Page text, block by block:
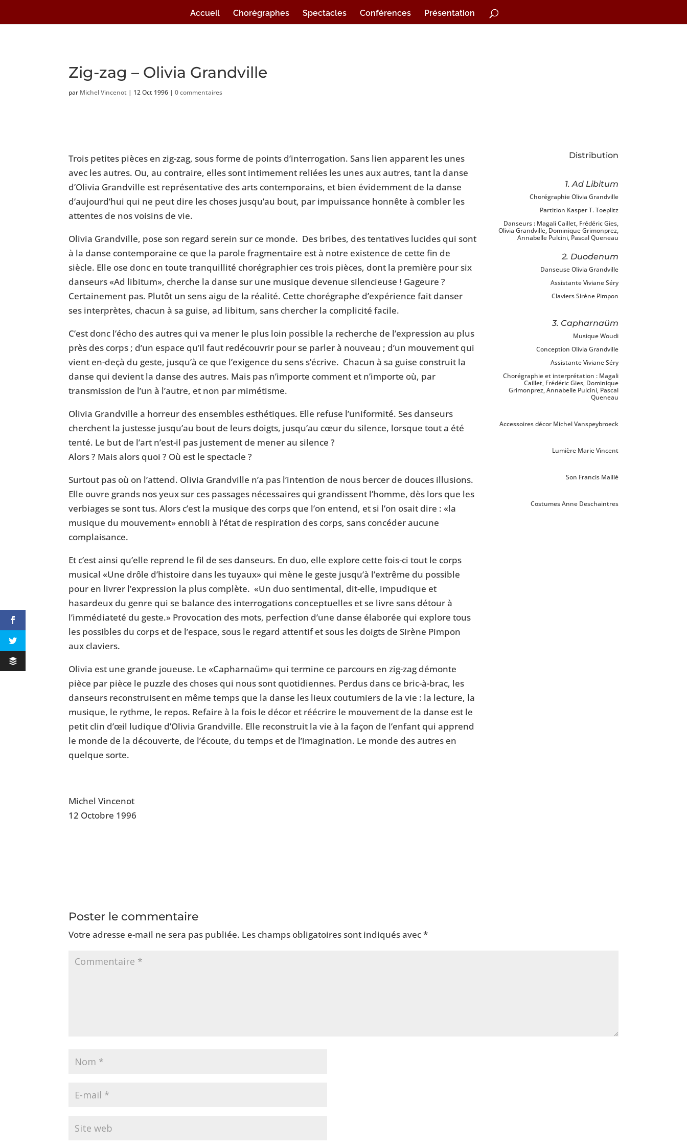
Accueil Chorégraphes Spectacles Conférences Présentation
Zig-zag – Olivia Grandville
par Michel Vincenot | 12 Oct 1996 |0 commentaires
Trois petites pièces en zig-zag, sous forme de points d’interrogation. Sans lien apparent les unes
avec les autres. Ou, au contraire, elles sont intimement reliées les unes aux autres, tant la danse
d’Olivia Grandville est représentative des arts contemporains, et bien évidemment de la danse
d’aujourd’hui qui ne peut dire les choses jusqu’au bout, par impuissance honnête à combler les
attentes de nos voisins de vie.
Olivia Grandville, pose son regard serein sur ce monde. Des bribes, des tentatives lucides qui sont
à la danse contemporaine ce que la parole fragmentaire est à notre existence de cette fin de
siècle. Elle ose donc en toute tranquillité chorégraphier ces trois pièces, dont la première pour six
danseurs «Ad libitum», cherche la danse sur une musique devenue silencieuse ! Gageure ?
Certainement pas. Plutôt un sens aigu de la réalité. Cette chorégraphe d’expérience fait danser
ses interprètes, chacun à sa guise, ad libitum, sans chercher la complicité facile.
C’est donc l’écho des autres qui va mener le plus loin possible la recherche de l’expression au plus
près des corps ; d’un espace qu’il faut redécouvrir pour se parler à nouveau ; d’un mouvement qui
vient en-deçà du geste, jusqu’à ce que l’exigence du sens s’écrive. Chacun à sa guise construit la
danse qui devient la danse des autres. Mais pas n’importe comment et n’importe où, par
transmission de l’un à l’autre, et non par mimétisme.
Olivia Grandville a horreur des ensembles esthétiques. Elle refuse l’uniformité. Ses danseurs
cherchent la justesse jusqu’au bout de leurs doigts, jusqu’au cœur du silence, lorsque tout a été
tenté. Le but de l’art n’est-il pas justement de mener au silence ?
Alors ? Mais alors quoi ? Où est le spectacle ?
Surtout pas où on l’attend. Olivia Grandville n’a pas l’intention de nous bercer de douces illusions.
Elle ouvre grands nos yeux sur ces passages nécessaires qui grandissent l’homme, dès lors que les
verbiages se sont tus. Alors c’est la musique des corps que l’on entend, et si l’on osait dire : «la
musique du mouvement» ennobli à l’état de respiration des corps, sans concéder aucune
complaisance.
Et c’est ainsi qu’elle reprend le fil de ses danseurs. En duo, elle explore cette fois-ci tout le corps
musical «Une drôle d’histoire dans les tuyaux» qui mène le geste jusqu’à l’extrême du possible
pour en livrer l’expression la plus complète. «Un duo sentimental, dit-elle, impudique et
hasardeux du genre qui se balance des interrogations conceptuelles et se livre sans détour à
l’immédiateté du geste.» Provocation des mots, perfection d’une danse élaborée qui explore tous
les possibles du corps et de l’espace, sous le regard attentif et sous les doigts de Sirène Pimpon
aux claviers.
Olivia est une grande joueuse. Le «Capharnaüm» qui termine ce parcours en zig-zag démonte
pièce par pièce le puzzle des choses qui nous sont quotidiennes. Perdus dans ce bric-à-brac, les
danseurs reconstruisent en même temps que la danse les lieux coutumiers de la vie : la lecture, la
musique, le rythme, le repos. Refaire à la fois le décor et réécrire le mouvement de la danse est le
petit clin d’œil ludique d’Olivia Grandville. Elle reconstruit la vie à la façon de l’enfant qui apprend
le monde de la découverte, de l’écoute, du temps et de l’imagination. Le monde des autres en
quelque sorte.
Michel Vincenot
12 Octobre 1996
Distribution
1. Ad Libitum
Chorégraphie Olivia Grandville
Partition Kasper T. Toeplitz
Danseurs : Magali Caillet, Frédéric Gies,
Olivia Grandville, Dominique Grimonprez,
Annabelle Pulcini, Pascal Queneau
2. Duodenum
Danseuse Olivia Grandville
Assistante Viviane Séry
Claviers Sirène Pimpon
3. Capharnaüm
Musique Woudi
Conception Olivia Grandville
Assistante Viviane Séry
Chorégraphie et interprétation : Magali
Caillet, Frédéric Gies, Dominique
Grimonprez, Annabelle Pulcini, Pascal
Queneau
Accessoires décor Michel Vanspeybroeck
Lumière Marie Vincent
Son Francis Maillé
Costumes Anne Deschaintres
Poster le commentaire
Votre adresse e-mail ne sera pas publiée. Les champs obligatoires sont indiqués avec*